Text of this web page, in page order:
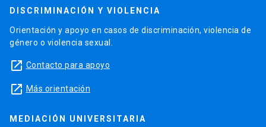
DISCRIMINACIÓN Y VIOLENCIA
Orientación y apoyo en casos de discriminación, violencia de
género o violencia sexual.
launch Contacto para apoyo
launch Más orientación
MEDIACIÓN UNIVERSITARIA